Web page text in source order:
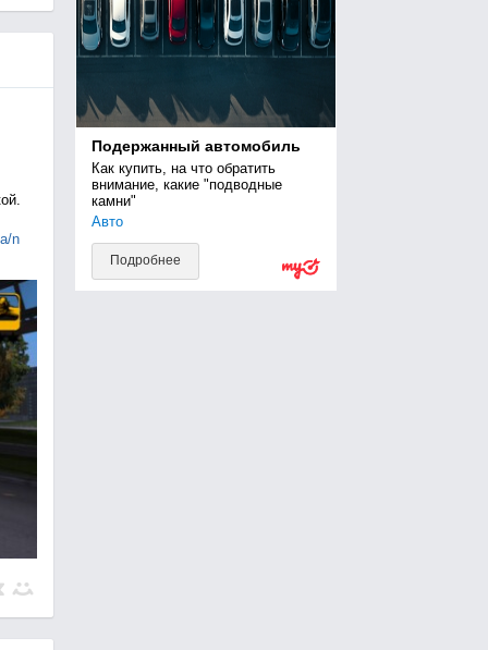
n
Подержанный автомобиль
Как купить, на что обратить
внимание, какие "подводные
камни"
Авто
Подробнее